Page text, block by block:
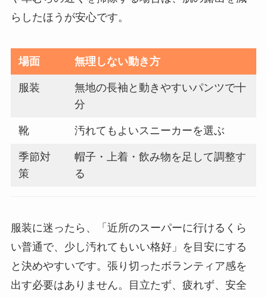
らしたほうが安心です。
場面 無理しない動き方
服装
無地の長袖と動きやすいパンツで十
分
靴 汚れてもよいスニーカーを選ぶ
季節対
策
帽子・上着・飲み物を足して調整す
る
服装に迷ったら、「近所のスーパーに行けるくら
い普通で、少し汚れてもいい格好」を目安にする
と決めやすいです。張り切ったボランティア感を
出す必要はありません。目立たず、疲れず、安全